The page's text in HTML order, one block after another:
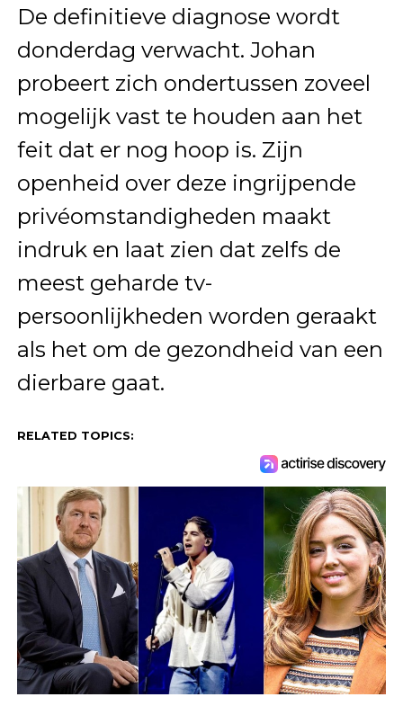
De definitieve diagnose wordt
donderdag verwacht. Johan
probeert zich ondertussen zoveel
mogelijk vast te houden aan het
feit dat er nog hoop is. Zijn
openheid over deze ingrijpende
privéomstandigheden maakt
indruk en laat zien dat zelfs de
meest geharde tv-
persoonlijkheden worden geraakt
als het om de gezondheid van een
dierbare gaat.
RELATED TOPICS: